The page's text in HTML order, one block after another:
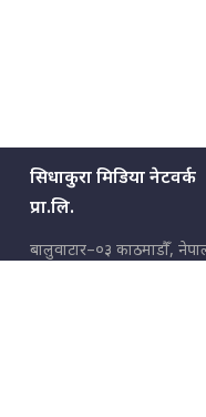
सिधाकुरा मिडिया नेटवर्क
प्रा.लि.
बालुवाटार–०३ काठमाडौँ,